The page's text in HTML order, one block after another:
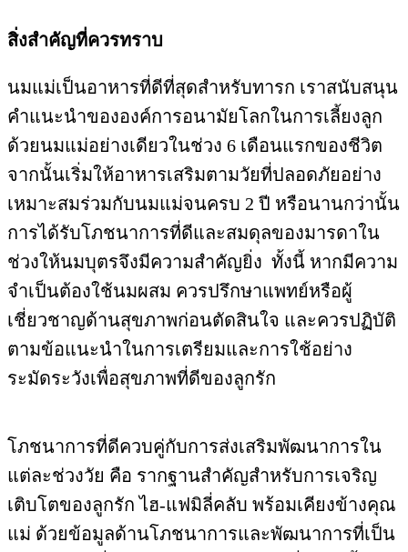
สิ่งสำคัญที่ควรทราบ
นมแม่เป็นอาหารที่ดีที่สุดสำหรับทารก เราสนับสนุน
คำแนะนำขององค์การอนามัยโลกในการเลี้ยงลูก
ด้วยนมแม่อย่างเดียวในช่วง 6 เดือนแรกของชีวิต
จากนั้นเริ่มให้อาหารเสริมตามวัยที่ปลอดภัยอย่าง
เหมาะสมร่วมกับนมแม่จนครบ 2 ปี หรือนานกว่านั้น
การได้รับโภชนาการที่ดีและสมดุลของมารดาใน
ช่วงให้นมบุตรจึงมีความสำคัญยิ่ง ทั้งนี้ หากมีความ
จำเป็นต้องใช้นมผสม ควรปรึกษาแพทย์หรือผู้
เชี่ยวชาญด้านสุขภาพก่อนตัดสินใจ และควรปฏิบัติ
ตามข้อแนะนำในการเตรียมและการใช้อย่าง
ระมัดระวังเพื่อสุขภาพที่ดีของลูกรัก
โภชนาการที่ดีควบคู่กับการส่งเสริมพัฒนาการใน
แต่ละช่วงวัย คือ รากฐานสำคัญสำหรับการเจริญ
เติบโตของลูกรัก ไฮ-แฟมิลี่คลับ พร้อมเคียงข้างคุณ
แม่ ด้วยข้อมูลด้านโภชนาการและพัฒนาการที่เป็น